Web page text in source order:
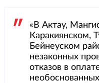
«В Актау,
Каракиянском,
Бейнеуском
незаконных
отказов в